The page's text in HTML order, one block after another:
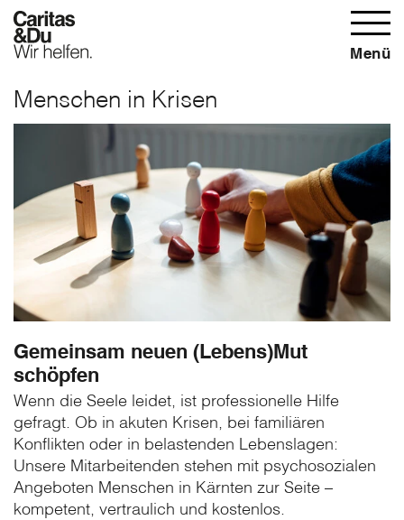
Menü
Menschen in Krisen
Gemeinsam neuen (Lebens)Mut
schöpfen
Wenn die Seele leidet, ist professionelle Hilfe
gefragt. Ob in akuten Krisen, bei familiären
Konflikten oder in belastenden Lebenslagen:
Unsere Mitarbeitenden stehen mit psychosozialen
Angeboten Menschen in Kärnten zur Seite –
kompetent, vertraulich und kostenlos.